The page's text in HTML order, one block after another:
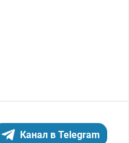
Канал в Telegram